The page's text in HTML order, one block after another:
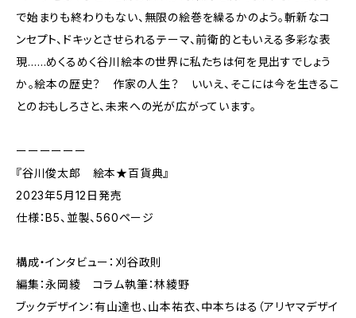
で始まりも終わりもない、無限の絵巻を繰るかのよう。斬新なコ
ンセプト、ドキッとさせられるテーマ、前衛的ともいえる多彩な表
現……めくるめく谷川絵本の世界に私たちは何を見出すでしょう
か――。絵本の歴史？ 作家の人生？ いいえ、そこには今を生きるこ
とのおもしろさと、未来への光が広がっています。
ーーーーーー
『谷川俊太郎 絵本★百貨典』
2023年5月12日発売
仕様：B5、並製、560ページ
構成・インタビュー：刈谷政則
編集：永岡綾 コラム執筆：林綾野
ブックデザイン：有山達也、山本祐衣、中本ちはる（アリヤマデザイ